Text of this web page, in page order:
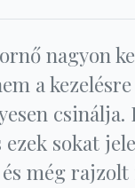
nagyon
a
ezek sokat
még